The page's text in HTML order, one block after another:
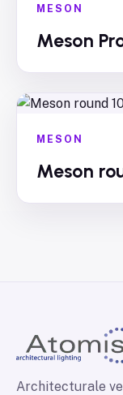
MESON
Meson
MESON
Meson
Architecturale